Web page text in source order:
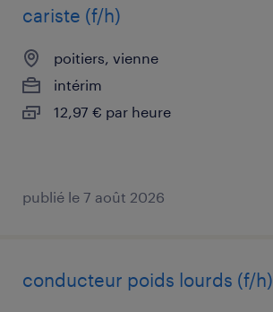
cariste (f/h)
poitiers, vienne
intérim
12,97 € par heure
publié le 7 août 2026
conducteur poids lourds (f/h)